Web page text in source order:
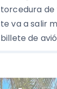
torcedura de
te va a salir
billete de